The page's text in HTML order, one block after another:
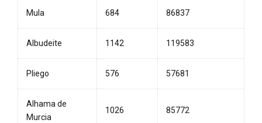
Mula 684 86837
Albudeite 1142 119583
Pliego 576 57681
Alhama de
Murcia
1026 85772